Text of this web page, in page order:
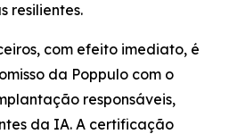
resilientes.
com efeito imediato, é
da Poppulo com o
responsáveis,
da IA. A certificação